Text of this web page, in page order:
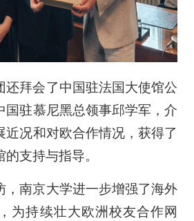
还拜会了中国驻法国大使馆公
国驻慕尼黑总领事邱学军，介
近况和对欧合作情况，获得了
支持与指导。
，南京大学进一步增强了海外
为持续壮大欧洲校友合作网